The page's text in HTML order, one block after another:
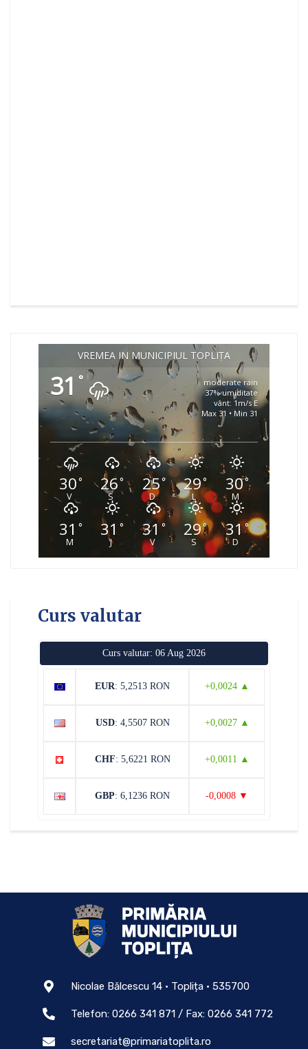
VREMEA ÎN MUNICIPIUL TOPLIȚA
31 °
moderate rain
37% umiditate
vânt: 1m/s E
Max 31 • Min 31
30°
V
26°
S
25°
D
29°
L
30°
M
31 °
M
31°
J
31°
V
29°
S
31°
D
Curs valutar
Curs valutar: 06 Aug 2026
EUR: 5,2513 RON +0,0024 ▲
USD: 4,5507 RON +0,0027 ▲
CHF: 5,6221 RON +0,0011 ▲
GBP: 6,1236 RON -0,0008 ▼
Nicolae Bălcescu 14 • Toplița • 535700
Telefon: 0266 341 871 / Fax: 0266 341 772
secretariat@primariatoplita.ro